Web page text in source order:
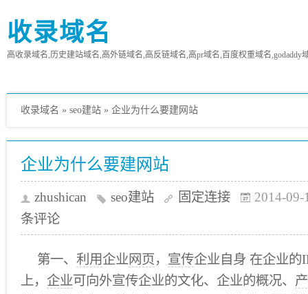
收录域名
高收录域名,历史建站域名,高外链域名,高反链域名,高pr域名,百度权重域名,godaddy
收录域名 » seo建站 » 企业为什么要建网站
企业为什么要建网站
zhushican seo建站 固定连接
2014-09-
条评论
第一、 利用企业网页 ， 宣传企业自身 在企业的
上， 企业可向外宣传企业的文化、企业的概况、